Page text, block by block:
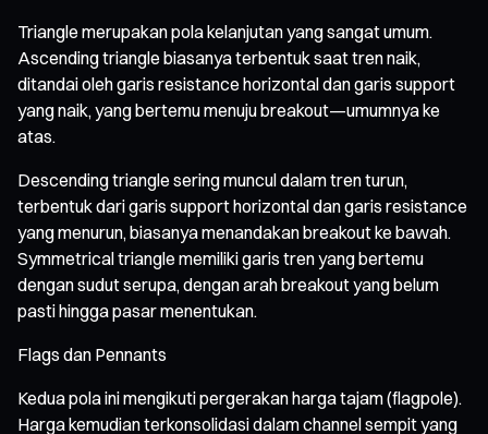
Triangle merupakan pola kelanjutan yang sangat umum.
Ascending triangle biasanya terbentuk saat tren naik,
ditandai oleh garis resistance horizontal dan garis support
yang naik, yang bertemu menuju breakout—umumnya ke
atas.
Descending triangle sering muncul dalam tren turun,
terbentuk dari garis support horizontal dan garis resistance
yang menurun, biasanya menandakan breakout ke bawah.
Symmetrical triangle memiliki garis tren yang bertemu
dengan sudut serupa, dengan arah breakout yang belum
pasti hingga pasar menentukan.
Flags dan Pennants
Kedua pola ini mengikuti pergerakan harga tajam (flagpole).
Harga kemudian terkonsolidasi dalam channel sempit yang